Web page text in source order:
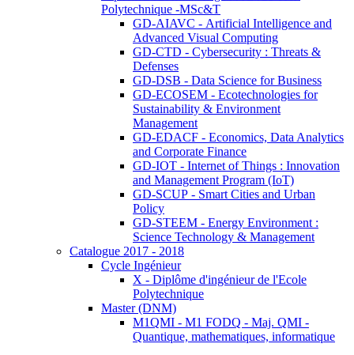
Polytechnique -MSc&T
GD-AIAVC - Artificial Intelligence and
Advanced Visual Computing
GD-CTD - Cybersecurity : Threats &
Defenses
GD-DSB - Data Science for Business
GD-ECOSEM - Ecotechnologies for
Sustainability & Environment
Management
GD-EDACF - Economics, Data Analytics
and Corporate Finance
GD-IOT - Internet of Things : Innovation
and Management Program (IoT)
GD-SCUP - Smart Cities and Urban
Policy
GD-STEEM - Energy Environment :
Science Technology & Management
Catalogue 2017 - 2018
Cycle Ingénieur
X - Diplôme d'ingénieur de l'Ecole
Polytechnique
Master (DNM)
M1QMI - M1 FODQ - Maj. QMI -
Quantique, mathematiques, informatique